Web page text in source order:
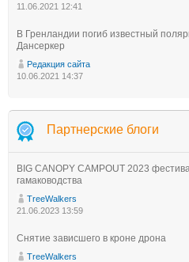
11.06.2021 12:41
В Гренландии погиб известный
Дансеркер
Редакция сайта
10.06.2021 14:37
Партнерские блоги
BIG CANOPY CAMPOUT 2023
гамаководства
TreeWalkers
21.06.2023 13:59
Снятие зависшего в кроне дрона
TreeWalkers